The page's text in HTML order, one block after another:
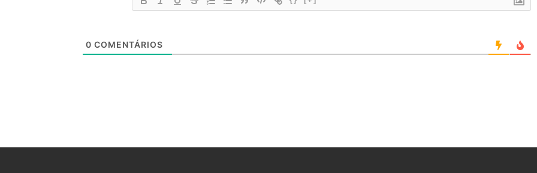
0 COMENTÁRIOS